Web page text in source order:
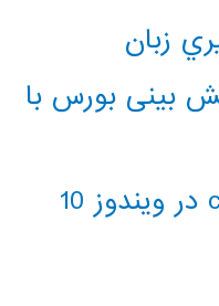
زبان
بینی بورس با